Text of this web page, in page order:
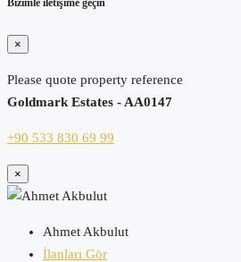
Bizimle iletişime geçin
×
Please quote property reference
Goldmark Estates - AA0147
+90 533 830 69 99
×
Ahmet Akbulut
İlanları Gör